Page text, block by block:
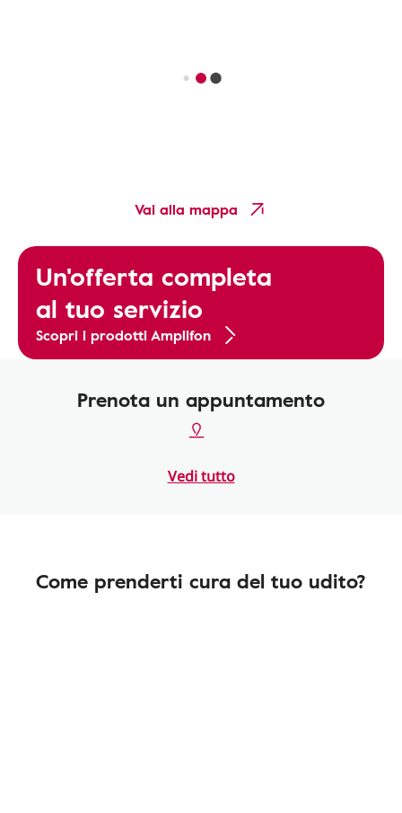
Vai alla mappa
Un'offerta completa
al tuo servizio
Scopri i prodotti Amplifon
Prenota un appuntamento
Vedi tutto
Come prenderti cura del tuo udito?